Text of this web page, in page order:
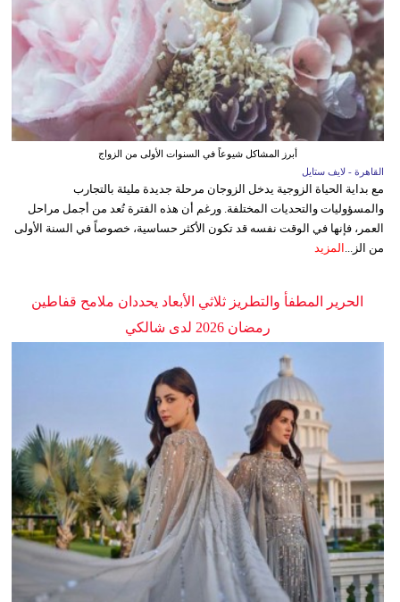
أبرز المشاكل شيوعاً في السنوات الأولى من الزواج
القاهرة - لايف ستايل
مع بداية الحياة الزوجية يدخل الزوجان مرحلة جديدة مليئة بالتجارب
والمسؤوليات والتحديات المختلفة. ورغم أن هذه الفترة تُعد من أجمل مراحل
العمر، فإنها في الوقت نفسه قد تكون الأكثر حساسية، خصوصاً في السنة الأولى
من الز...
المزيد
الحرير المطفأ والتطريز ثلاثي الأبعاد يحددان ملامح قفاطين
رمضان 2026 لدى شالكي